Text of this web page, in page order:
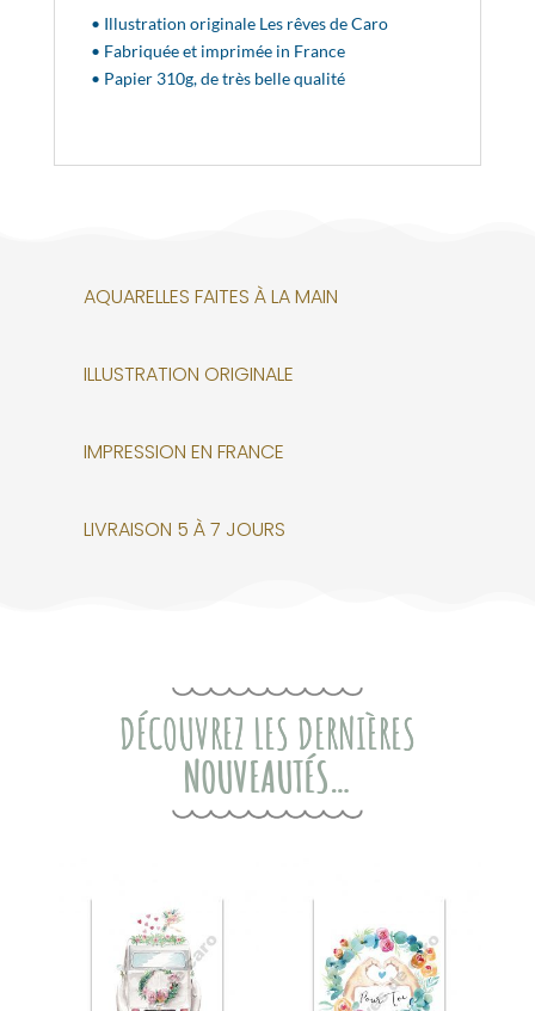
• Illustration originale Les rêves de Caro
• Fabriquée et imprimée in France
• Papier 310g, de très belle qualité
AQUARELLES FAITES À LA MAIN
ILLUSTRATION ORIGINALE
IMPRESSION EN FRANCE
LIVRAISON 5 À 7 JOURS
DÉCOUVREZ LES DERNIÈRES
NOUVEAUTÉS…